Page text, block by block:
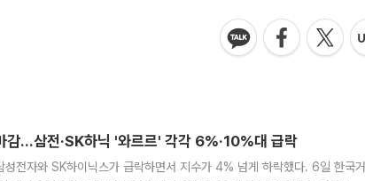
…삼전·SK하닉 '와르르' 각각 6%·10%대 급락
전자와 SK하이닉스가 급락하면서 지수가 4% 넘게 하락했다. 6일 한국거